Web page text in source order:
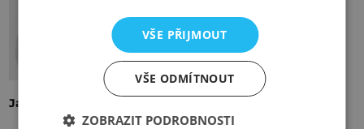
Jakub Čapek
VŠE PŘIJMOUT
VŠE ODMÍTNOUT
ZOBRAZIT PODROBNOSTI